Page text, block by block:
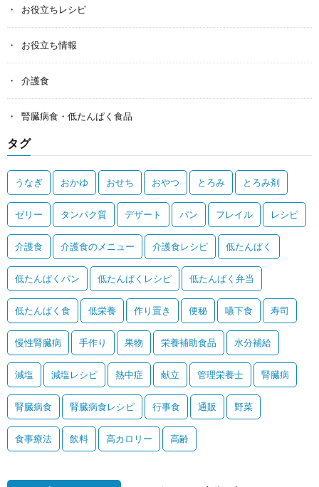
お役立ちレシピ
お役立ち情報
介護食
腎臓病食・低たんぱく食品
タグ
うなぎ おかゆ おせち おやつ とろみ とろみ剤
ゼリー タンパク質 デザート パン フレイル レシピ
介護食 介護食のメニュー 介護食レシピ 低たんぱく
低たんぱくパン 低たんぱくレシピ 低たんぱく弁当
低たんぱく食 低栄養 作り置き 便秘 嚥下食 寿司
慢性腎臓病 手作り 果物 栄養補助食品 水分補給
減塩 減塩レシピ 熱中症 献立 管理栄養士 腎臓病
腎臓病食 腎臓病食レシピ 行事食 通販 野菜
食事療法 飲料 高カロリー 高齢